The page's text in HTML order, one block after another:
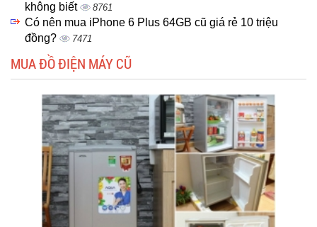
không biết
8761
Có nên mua iPhone 6 Plus 64GB cũ giá rẻ 10 triệu
đồng?
7471
MUA ĐỒ ĐIỆN MÁY CŨ